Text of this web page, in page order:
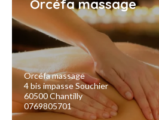
Orcéfa massage
Orcéfa massage
4 bis impasse Souchier
60500 Chantilly
0769805701